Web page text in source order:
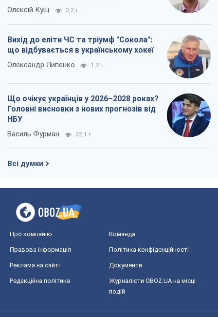
Олексій Кущ 3,2 т.
Вихід до еліти ЧС та тріумф "Сокола":
що відбувається в українському хокеї
Олександр Липенко 1,2 т.
Що очікує українців у 2026–2028 роках?
Головні висновки з нових прогнозів від
НБУ
Василь Фурман 22,1 т.
Всі думки
Про компанію Команда
Правова інформація Політика конфіденційності
Реклама на сайті Документи
Редакційна політика
Журналісти OBOZ.UA на місці
подій